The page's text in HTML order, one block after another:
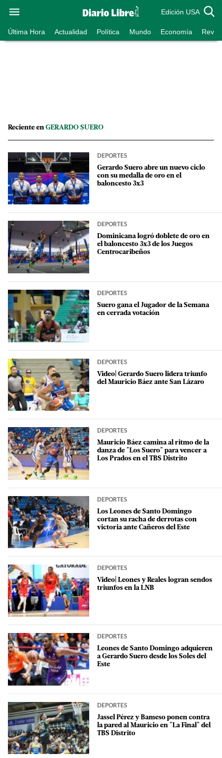
Edición USA
Última Hora Actualidad Política Mundo Economía
Reciente en GERARDO SUERO
DEPORTES
Gerardo Suero abre un nuevo ciclo
con su medalla de oro en el
baloncesto 3x3
DEPORTES
Dominicana logró doblete de oro en
el baloncesto 3x3 de los Juegos
Centrocaribeños
DEPORTES
Suero gana el Jugador de la Semana
en cerrada votación
DEPORTES
Video| Gerardo Suero lidera triunfo
del Mauricio Báez ante San Lázaro
DEPORTES
Mauricio Báez camina al ritmo de la
danza de "Los Suero" para vencer a
Los Prados en el TBS Distrito
DEPORTES
Los Leones de Santo Domingo
cortan su racha de derrotas con
victoria ante Cañeros del Este
DEPORTES
Video| Leones y Reales logran sendos
triunfos en la LNB
DEPORTES
Leones de Santo Domingo adquieren
a Gerardo Suero desde los Soles del
Este
DEPORTES
Jassel Pérez y Bameso ponen contra
la pared al Mauricio en "La Final" del
TBS Distrito